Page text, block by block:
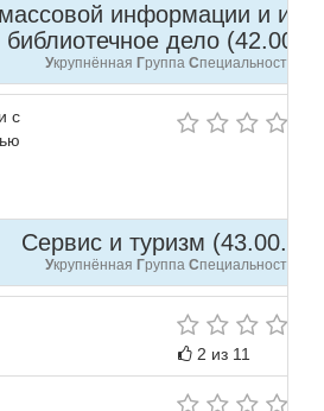
информации и
библиотечное дело
Укрупнённая Группа Специальностей
с
Сервис и туризм (43.00.00
Укрупнённая Группа Специальностей
2 из 11